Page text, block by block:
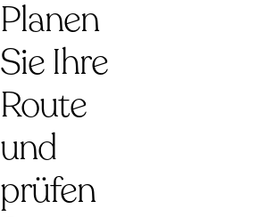
Planen
Sie Ihre
Route
und
prüfen